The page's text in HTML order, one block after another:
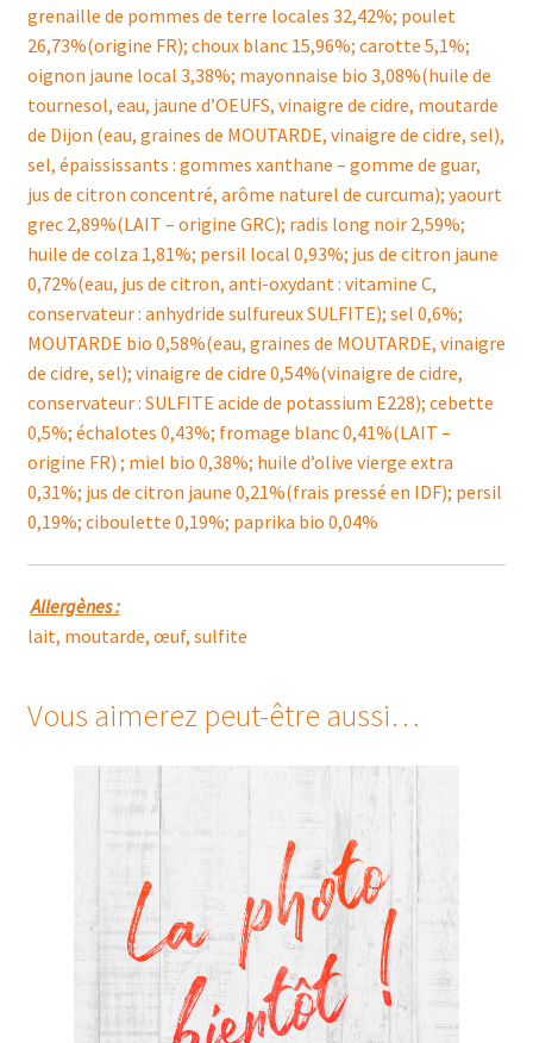
grenaille de pommes de terre locales 32,42%; poulet
26,73%(origine FR); choux blanc 15,96%; carotte 5,1%;
oignon jaune local 3,38%; mayonnaise bio 3,08%(huile de
tournesol, eau, jaune d’OEUFS, vinaigre de cidre, moutarde
de Dijon (eau, graines de MOUTARDE, vinaigre de cidre, sel),
sel, épaississants : gommes xanthane – gomme de guar,
jus de citron concentré, arôme naturel de curcuma); yaourt
grec 2,89%(LAIT – origine GRC); radis long noir 2,59%;
huile de colza 1,81%; persil local 0,93%; jus de citron jaune
0,72%(eau, jus de citron, anti-oxydant : vitamine C,
conservateur : anhydride sulfureux SULFITE); sel 0,6%;
MOUTARDE bio 0,58%(eau, graines de MOUTARDE, vinaigre
de cidre, sel); vinaigre de cidre 0,54%(vinaigre de cidre,
conservateur : SULFITE acide de potassium E228); cebette
0,5%; échalotes 0,43%; fromage blanc 0,41%(LAIT –
origine FR) ; miel bio 0,38%; huile d’olive vierge extra
0,31%; jus de citron jaune 0,21%(frais pressé en IDF); persil
0,19%; ciboulette 0,19%; paprika bio 0,04%
Allergènes :
lait, moutarde, œuf, sulfite
Vous aimerez peut-être aussi…